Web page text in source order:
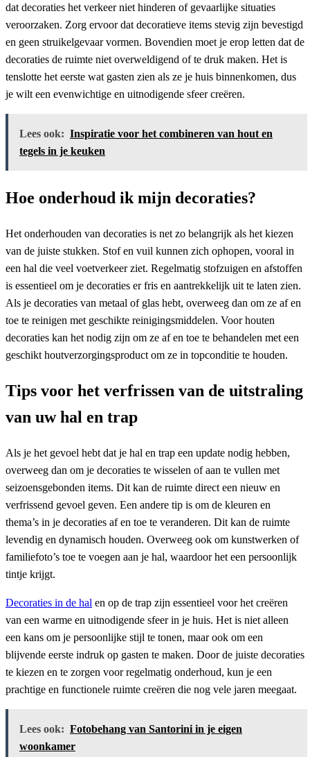
dat decoraties het verkeer niet hinderen of gevaarlijke situaties
veroorzaken. Zorg ervoor dat decoratieve items stevig zijn bevestigd
en geen struikelgevaar vormen. Bovendien moet je erop letten dat de
decoraties de ruimte niet overweldigend of te druk maken. Het is
tenslotte het eerste wat gasten zien als ze je huis binnenkomen, dus
je wilt een evenwichtige en uitnodigende sfeer creëren.
Lees ook: Inspiratie voor het combineren van hout en
tegels in je keuken
Hoe onderhoud ik mijn decoraties?
Het onderhouden van decoraties is net zo belangrijk als het kiezen
van de juiste stukken. Stof en vuil kunnen zich ophopen, vooral in
een hal die veel voetverkeer ziet. Regelmatig stofzuigen en afstoffen
is essentieel om je decoraties er fris en aantrekkelijk uit te laten zien.
Als je decoraties van metaal of glas hebt, overweeg dan om ze af en
toe te reinigen met geschikte reinigingsmiddelen. Voor houten
decoraties kan het nodig zijn om ze af en toe te behandelen met een
geschikt houtverzorgingsproduct om ze in topconditie te houden.
Tips voor het verfrissen van de uitstraling
van uw hal en trap
Als je het gevoel hebt dat je hal en trap een update nodig hebben,
overweeg dan om je decoraties te wisselen of aan te vullen met
seizoensgebonden items. Dit kan de ruimte direct een nieuw en
verfrissend gevoel geven. Een andere tip is om de kleuren en
thema’s in je decoraties af en toe te veranderen. Dit kan de ruimte
levendig en dynamisch houden. Overweeg ook om kunstwerken of
familiefoto’s toe te voegen aan je hal, waardoor het een persoonlijk
tintje krijgt.
Decoraties in de hal en op de trap zijn essentieel voor het creëren
van een warme en uitnodigende sfeer in je huis. Het is niet alleen
een kans om je persoonlijke stijl te tonen, maar ook om een
blijvende eerste indruk op gasten te maken. Door de juiste decoraties
te kiezen en te zorgen voor regelmatig onderhoud, kun je een
prachtige en functionele ruimte creëren die nog vele jaren meegaat.
Lees ook: Fotobehang van Santorini in je eigen
woonkamer